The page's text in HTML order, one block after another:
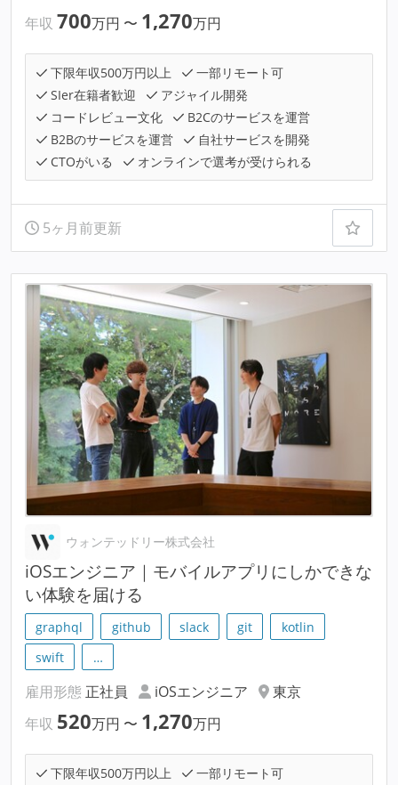
年収 700万円 〜 1,270万円
下限年収500万円以上
一部リモート可
SIer在籍者歓迎
アジャイル開発
コードレビュー文化
B2Cのサービスを運営
B2Bのサービスを運営
自社サービスを開発
CTOがいる
オンラインで選考が受けられる
5ヶ月前更新
ウォンテッドリー株式会社
iOSエンジニア｜モバイルアプリにしかできな
い体験を届ける
graphql github slack git
kotlin
swift
…
雇用形態 正社員 iOSエンジニア
東京
年収 520万円 〜 1,270万円
下限年収500万円以上
一部リモート可